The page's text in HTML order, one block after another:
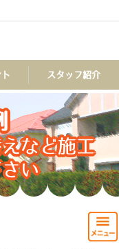
スタッフ紹介
など施工
い